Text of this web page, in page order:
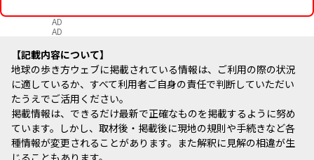
AD
AD
記載内容について
地球の歩き方ウェブに掲載されている情報は、ご利用の際の状況
に適しているか、すべて利用者ご自身の責任で判断していただい
たうえでご活用ください。
掲載情報は、できるだけ最新で正確なものを掲載するように努め
ています。しかし、取材後・掲載後に現地の規則や手続きなど各
種情報が変更されることがあります。また解釈に見解の相違が生
じることもあります。